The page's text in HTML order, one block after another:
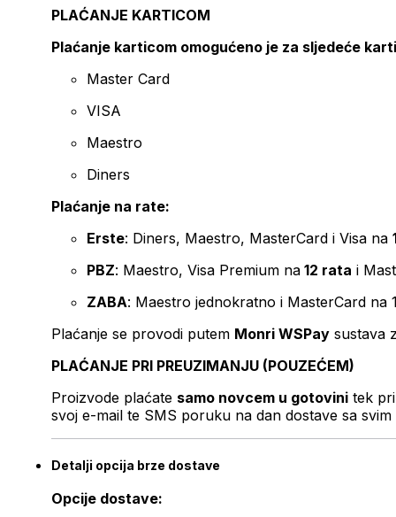
PLAĆANJE KARTICOM
Plaćanje karticom omogućeno je za sljedeće
Master Card
VISA
Maestro
Diners
Plaćanje na rate:
Erste: Diners, Maestro, MasterCard i Visa na
PBZ: Maestro, Visa Premium na 12 rata i
ZABA: Maestro jednokratno i MasterCard na
Plaćanje se provodi putem Monri WSPay sustava
PLAĆANJE PRI PREUZIMANJU (POUZEĆEM)
Proizvode plaćate samo novcem u gotovini tek
svoj e-mail te SMS poruku na dan dostave sa svim
Detalji opcija brze dostave
Opcije dostave: